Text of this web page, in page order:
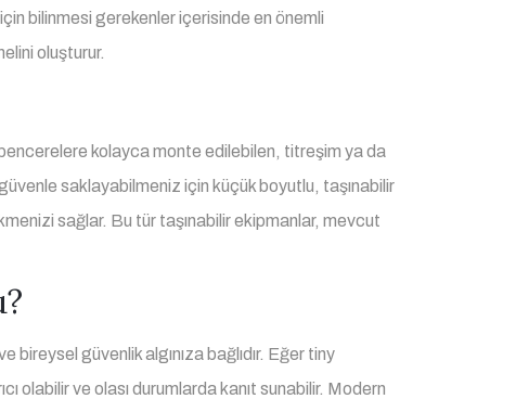
bilinmesi gerekenler içerisinde en önemli
oluşturur.
pencerelere kolayca monte edilebilen, titreşim ya da
saklayabilmeniz için küçük boyutlu, taşınabilir
sağlar. Bu tür taşınabilir ekipmanlar, mevcut
güvenlik algınıza bağlıdır. Eğer tiny
olabilir ve olası durumlarda kanıt sunabilir. Modern